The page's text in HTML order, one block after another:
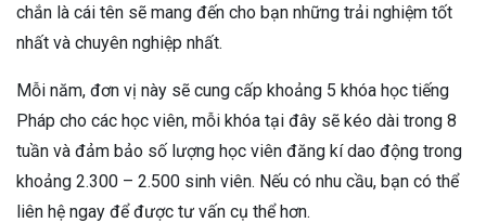
chắn là cái tên sẽ mang đến cho bạn những trải nghiệm tốt
nhất và chuyên nghiệp nhất.
Mỗi năm, đơn vị này sẽ cung cấp khoảng 5 khóa học tiếng
Pháp cho các học viên, mỗi khóa tại đây sẽ kéo dài trong 8
tuần và đảm bảo số lượng học viên đăng kí dao động trong
khoảng 2.300 – 2.500 sinh viên. Nếu có nhu cầu, bạn có thể
liên hệ ngay để được tư vấn cụ thể hơn.